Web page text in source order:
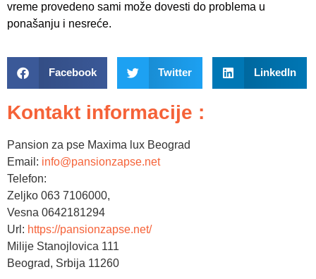
vreme provedeno sami može dovesti do problema u
ponašanju i nesreće.
Facebook Twitter LinkedIn
Kontakt informacije :
Pansion za pse Maxima lux Beograd
Email: info@pansionzapse.net
Telefon:
Zeljko 063 7106000,
Vesna 0642181294
Url: https://pansionzapse.net/
Milije Stanojlovica 111
Beograd, Srbija 11260